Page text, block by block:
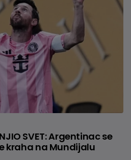
SVET: Argentinac se
kraha na Mundijalu